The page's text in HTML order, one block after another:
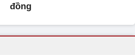
đồng